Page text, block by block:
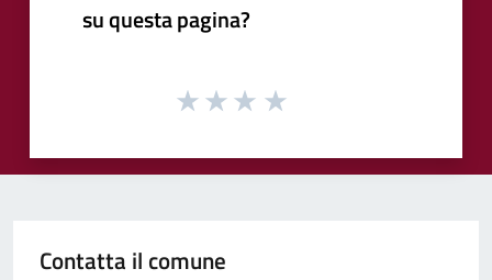
su questa pagina?
Contatta il comune